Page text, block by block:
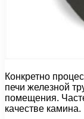
Конкретно
печи железной
помещения.
качестве камина.